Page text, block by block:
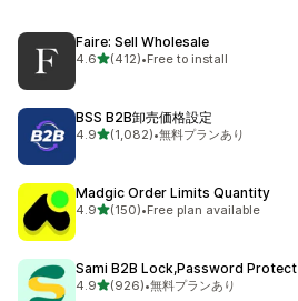
Faire: Sell Wholesale
4.65つ星中
(412)
合計レビュー数：412件
•Free to install
BSS B2B卸売価格設定
4.95つ星中
(1,082)
合計レビュー数：1082件
•無料プランあり
Madgic Order Limits Quantity
4.95つ星中
(150)
合計レビュー数：150件
•Free plan available
Sami B2B Lock,Password Protect
4.95つ星中
(926)
合計レビュー数：926件
•無料プランあり